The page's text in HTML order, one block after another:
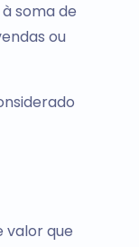
soma de
ou
valor que